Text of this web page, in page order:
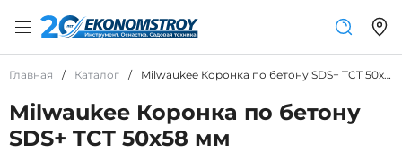
Главная / Каталог / Milwaukee Коронка по бетону SDS+ TCT 50х58 мм
Milwaukee Коронка по бетону
SDS+ TCT 50х58 мм